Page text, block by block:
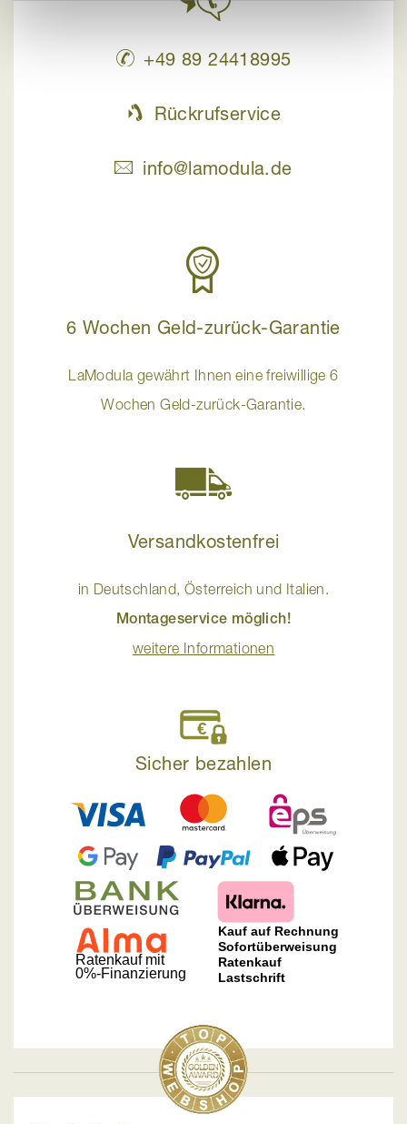
+49 89 24418995
Rückrufservice
info@lamodula.de
6 Wochen Geld-zurück-Garantie
LaModula gewährt Ihnen eine freiwillige 6
Wochen Geld-zurück-Garantie.
Versandkostenfrei
in Deutschland, Österreich und Italien.
Montageservice möglich!
weitere Informationen
Sicher bezahlen